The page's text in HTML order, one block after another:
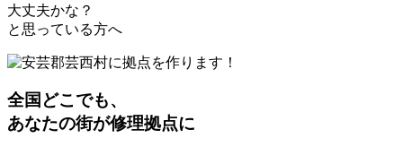
大丈夫かな？
と思っている方へ
全国どこでも、
あなたの街が修理拠点に